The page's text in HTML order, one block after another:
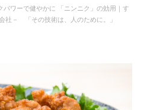
ワーで健やかに 「ニンニク」の効用｜す
社－ 「その技術は、人のために。」